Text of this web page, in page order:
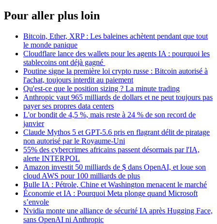
Pour aller plus loin
Bitcoin, Ether, XRP : Les baleines achètent pendant que tout
le monde panique
Cloudflare lance des wallets pour les agents IA : pourquoi les
stablecoins ont déjà gagné
Poutine signe la première loi crypto russe : Bitcoin autorisé à
l'achat, toujours interdit au paiement
Qu'est-ce que le position sizing ? La minute trading
Anthropic vaut 965 milliards de dollars et ne peut toujours pas
payer ses propres data centers
L'or bondit de 4,5 %, mais reste à 24 % de son record de
janvier
Claude Mythos 5 et GPT-5.6 pris en flagrant délit de piratage
non autorisé par le Royaume-Uni
55% des cybercrimes africains passent désormais par l'IA,
alerte INTERPOL
Amazon investit 50 milliards de $ dans OpenAI, et loue son
cloud AWS pour 100 milliards de plus
Bulle IA : Pétrole, Chine et Washington menacent le marché
Économie et IA : Pourquoi Meta plonge quand Microsoft
s’envole
Nvidia monte une alliance de sécurité IA après Hugging Face,
sans OpenAI ni Anthropic